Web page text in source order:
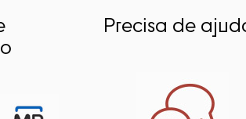
Precisa de